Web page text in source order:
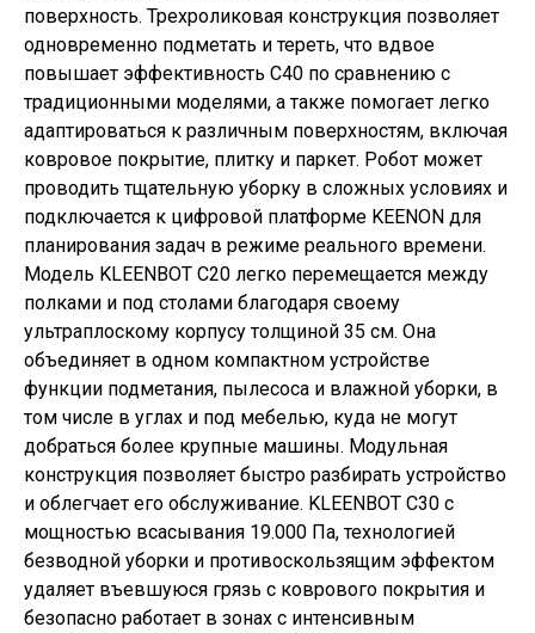
поверхность. Трехроликовая конструкция позволяет
одновременно подметать и тереть, что вдвое
повышает эффективность C40 по сравнению с
традиционными моделями, а также помогает легко
адаптироваться к различным поверхностям, включая
ковровое покрытие, плитку и паркет. Робот может
проводить тщательную уборку в сложных условиях и
подключается к цифровой платформе KEENON для
планирования задач в режиме реального времени.
Модель KLEENBOT C20 легко перемещается между
полками и под столами благодаря своему
ультраплоскому корпусу толщиной 35 см. Она
объединяет в одном компактном устройстве
функции подметания, пылесоса и влажной уборки, в
том числе в углах и под мебелью, куда не могут
добраться более крупные машины. Модульная
конструкция позволяет быстро разбирать устройство
и облегчает его обслуживание. KLEENBOT C30 с
мощностью всасывания 19.000 Па, технологией
безводной уборки и противоскользящим эффектом
удаляет въевшуюся грязь с коврового покрытия и
безопасно работает в зонах с интенсивным